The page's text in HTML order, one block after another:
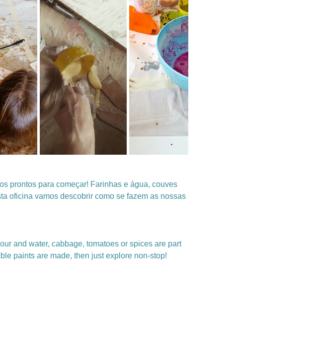
prontos para começar! Farinhas e água, couves
oficina vamos descobrir como se fazem as nossas
and water, cabbage, tomatoes or spices are part
paints are made, then just explore non-stop!